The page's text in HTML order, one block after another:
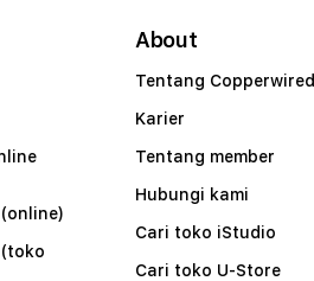
About
Tentang Copperwired
Karier
Tentang member
Hubungi kami
Cari toko iStudio
Cari toko U-Store